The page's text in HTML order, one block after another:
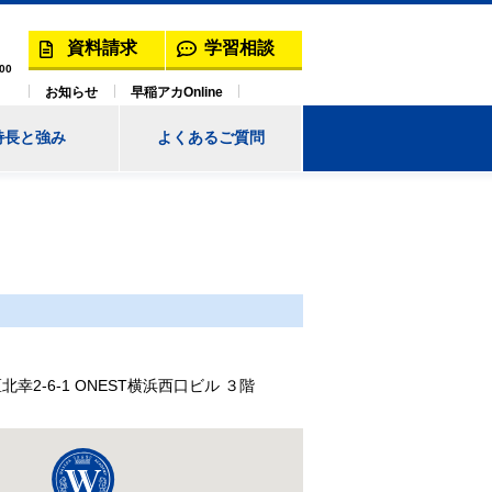
資料請求 学習相談
お知らせ 早稲アカOnline
長と強み よくあるご質問
幸2-6-1 ONEST横浜西口ビル ３階